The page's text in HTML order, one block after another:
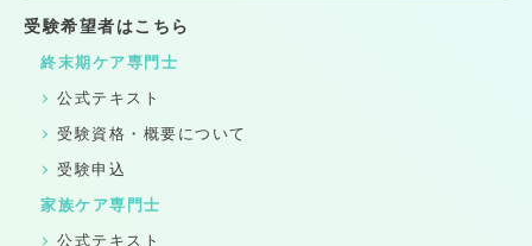
受験希望者はこちら
終末期ケア専門士
公式テキスト
受験資格・概要について
受験申込
家族ケア専門士
公式テキスト